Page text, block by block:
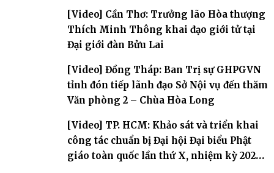
[Video] Cần Thơ: Trưởng lão Hòa thượng
Thích Minh Thông khai đạo giới tử tại
Đại giới đàn Bửu Lai
[Video] Đồng Tháp: Ban Trị sự GHPGVN
tỉnh đón tiếp lãnh đạo Sở Nội vụ đến thăm
Văn phòng 2 – Chùa Hòa Long
[Video] TP. HCM: Khảo sát và triển khai
công tác chuẩn bị Đại hội Đại biểu Phật
giáo toàn quốc lần thứ X, nhiệm kỳ 2026-